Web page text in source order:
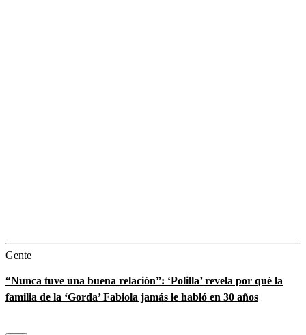
Gente
“Nunca tuve una buena relación”: ‘Polilla’ revela por qué la
familia de la ‘Gorda’ Fabiola jamás le habló en 30 años